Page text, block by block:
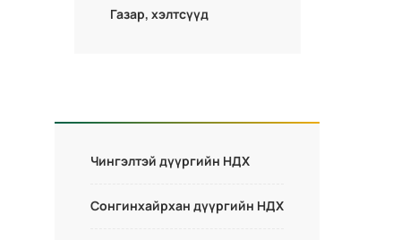
Газар, хэлтсүүд
Чингэлтэй дүүргийн НДХ
Сонгинхайрхан дүүргийн НДХ